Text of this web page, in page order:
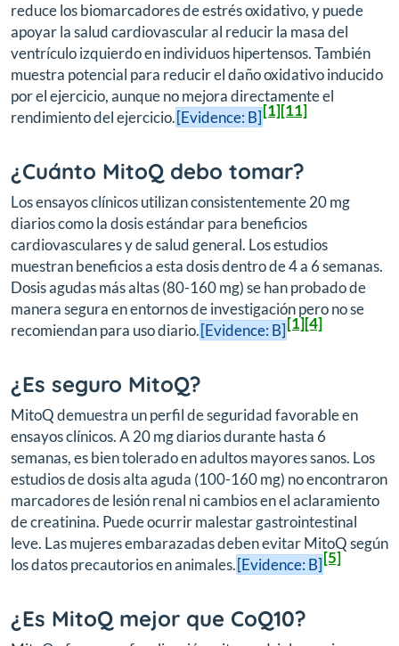
reduce los biomarcadores de estrés oxidativo, y puede
apoyar la salud cardiovascular al reducir la masa del
ventrículo izquierdo en individuos hipertensos. También
muestra potencial para reducir el daño oxidativo inducido
por el ejercicio, aunque no mejora directamente el
rendimiento del ejercicio.[Evidence: B][1][11]
¿Cuánto MitoQ debo tomar?
Los ensayos clínicos utilizan consistentemente 20 mg
diarios como la dosis estándar para beneficios
cardiovasculares y de salud general. Los estudios
muestran beneficios a esta dosis dentro de 4 a 6 semanas.
Dosis agudas más altas (80-160 mg) se han probado de
manera segura en entornos de investigación pero no se
recomiendan para uso diario.[Evidence: B][1][4]
¿Es seguro MitoQ?
MitoQ demuestra un perfil de seguridad favorable en
ensayos clínicos. A 20 mg diarios durante hasta 6
semanas, es bien tolerado en adultos mayores sanos. Los
estudios de dosis alta aguda (100-160 mg) no encontraron
marcadores de lesión renal ni cambios en el aclaramiento
de creatinina. Puede ocurrir malestar gastrointestinal
leve. Las mujeres embarazadas deben evitar MitoQ según
los datos precautorios en animales.[Evidence: B][5]
¿Es MitoQ mejor que CoQ10?